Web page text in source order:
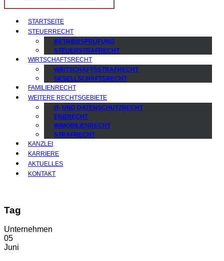
STARTSEITE
STEUERRECHT
BETRIEBSPRÜFUNG
STEUERSTRAFRECHT
WIRTSCHAFTSRECHT
WIRTSCHAFTSSTRAFRECHT
GESELLSCHAFTSRECHT
FAMILIENRECHT
WEITERE RECHTSGEBIETE
IT- UND DATENSCHUTZRECHT
ERBRECHT
IMMOBILIENRECHT
STRAFRECHT
KANZLEI
KARRIERE
AKTUELLES
KONTAKT
Tag
Unternehmen
05
Juni